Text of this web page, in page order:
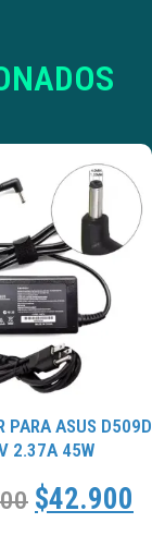
PARA ASUS D509D
2.37A 45W
$42.900